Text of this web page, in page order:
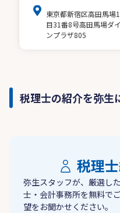
東京都新宿区高田馬場
目31番8号高田馬場ダ
ンプラザ805
税理士の紹介を弥生
税理
弥生スタッフが、厳選し
士・会計事務所を無料で
望をお聞かせください。